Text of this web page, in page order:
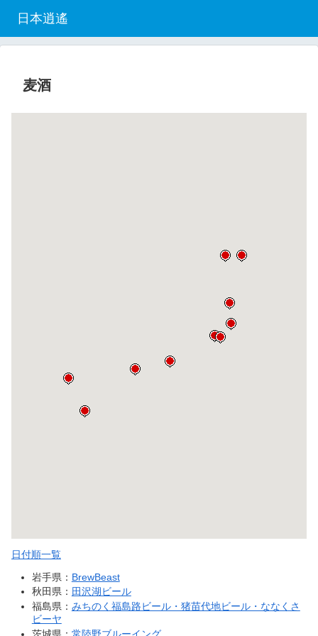
日本逍遙
麦酒
日付順一覧
岩手県： BrewBeast
秋田県： 田沢湖ビール
福島県： みちのく福島路ビール・猪苗代地ビール・ななくさ
ビーヤ